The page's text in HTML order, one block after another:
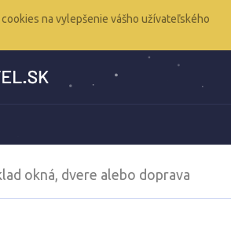
na vylepšenie vášho užívateľského